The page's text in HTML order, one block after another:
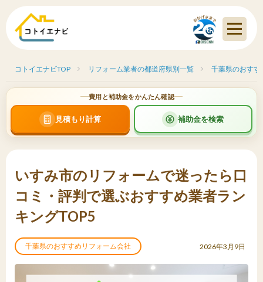
コトイエナビTOP リフォーム業者の都道府県別一覧 千葉県のおす
費用と補助金をかんたん確認
見積もり計算 補助金を検索
いすみ市のリフォームで迷ったら口
コミ・評判で選ぶおすすめ業者ラン
キングTOP5
千葉県のおすすめリフォーム会社 2026年3月9日